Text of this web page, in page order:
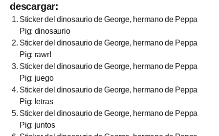
descargar:
Sticker del dinosaurio de George, hermano de Peppa
Pig: dinosaurio
Sticker del dinosaurio de George, hermano de Peppa
Pig: rawr!
Sticker del dinosaurio de George, hermano de Peppa
Pig: juego
Sticker del dinosaurio de George, hermano de Peppa
Pig: letras
Sticker del dinosaurio de George, hermano de Peppa
Pig: juntos